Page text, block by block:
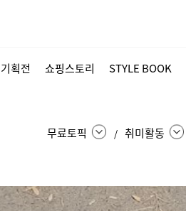
기획전 쇼핑스토리 STYLE BOOK
무료토픽 / 취미활동